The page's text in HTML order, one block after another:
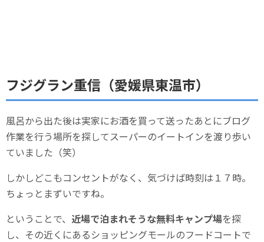
フジグラン重信（愛媛県東温市）
風呂から出た後は実家にお酒を買って送ったあとにブログ
作業を行う場所を探してスーパーのイートインを渡り歩い
ていました（笑）
しかしどこもコンセントがなく、気づけば時刻は１７時。
ちょっとまずいですね。
ということで、 近場で泊まれそうな無料キャンプ場を探
し、その近くにあるショッピングモールのフードコートで